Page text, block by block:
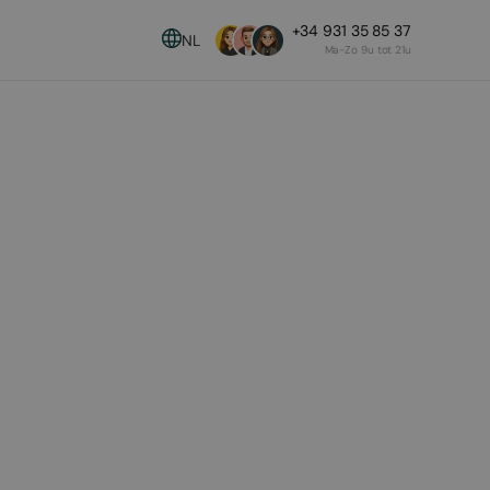
NL +34 931 35 85 37
Ma-Zo 9u tot 21u